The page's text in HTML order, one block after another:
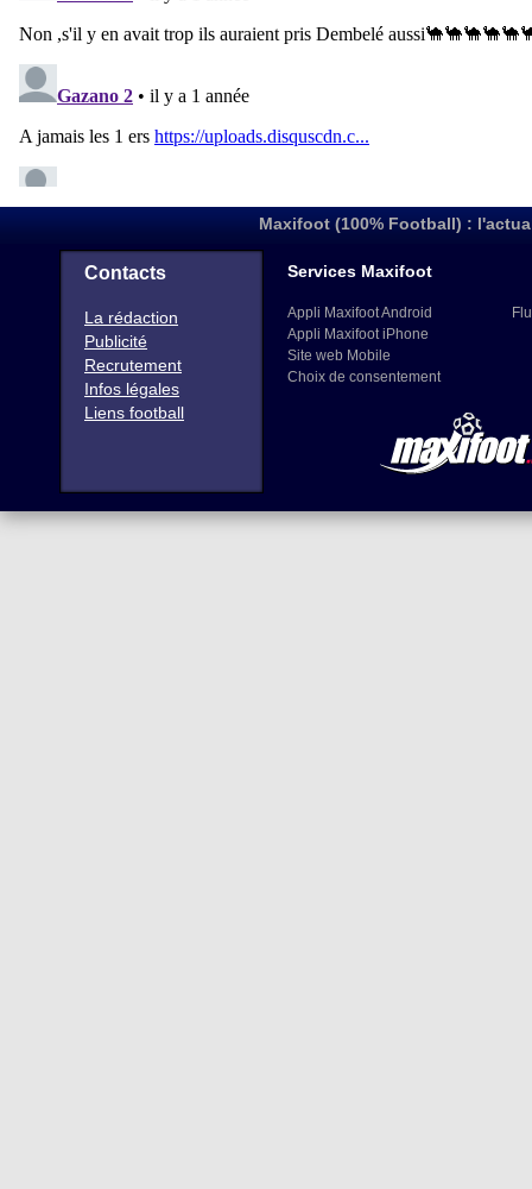
Maxifoot (100% Football) :
Contacts
La rédaction
Publicité
Recrutement
Infos légales
Liens football
Services Maxifoot
Appli Maxifoot Android
Appli Maxifoot iPhone
Site web Mobile
Choix de consentement